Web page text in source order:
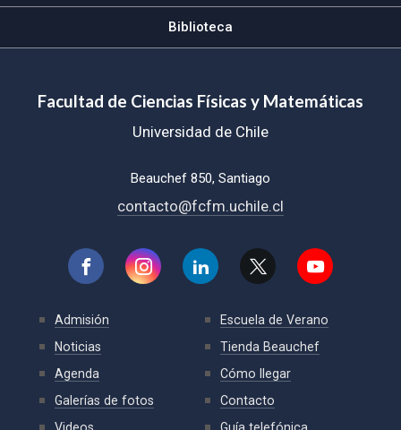
Biblioteca
Facultad de Ciencias Físicas y Matemáticas
Universidad de Chile
Beauchef 850, Santiago
contacto@fcfm.uchile.cl
Admisión
Noticias
Agenda
Galerías de fotos
Escuela de Verano
Tienda Beauchef
Cómo llegar
Contacto